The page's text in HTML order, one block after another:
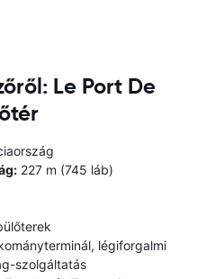
Le Port De
227 m (745 láb)
légiforgalmi
szolgáltatás